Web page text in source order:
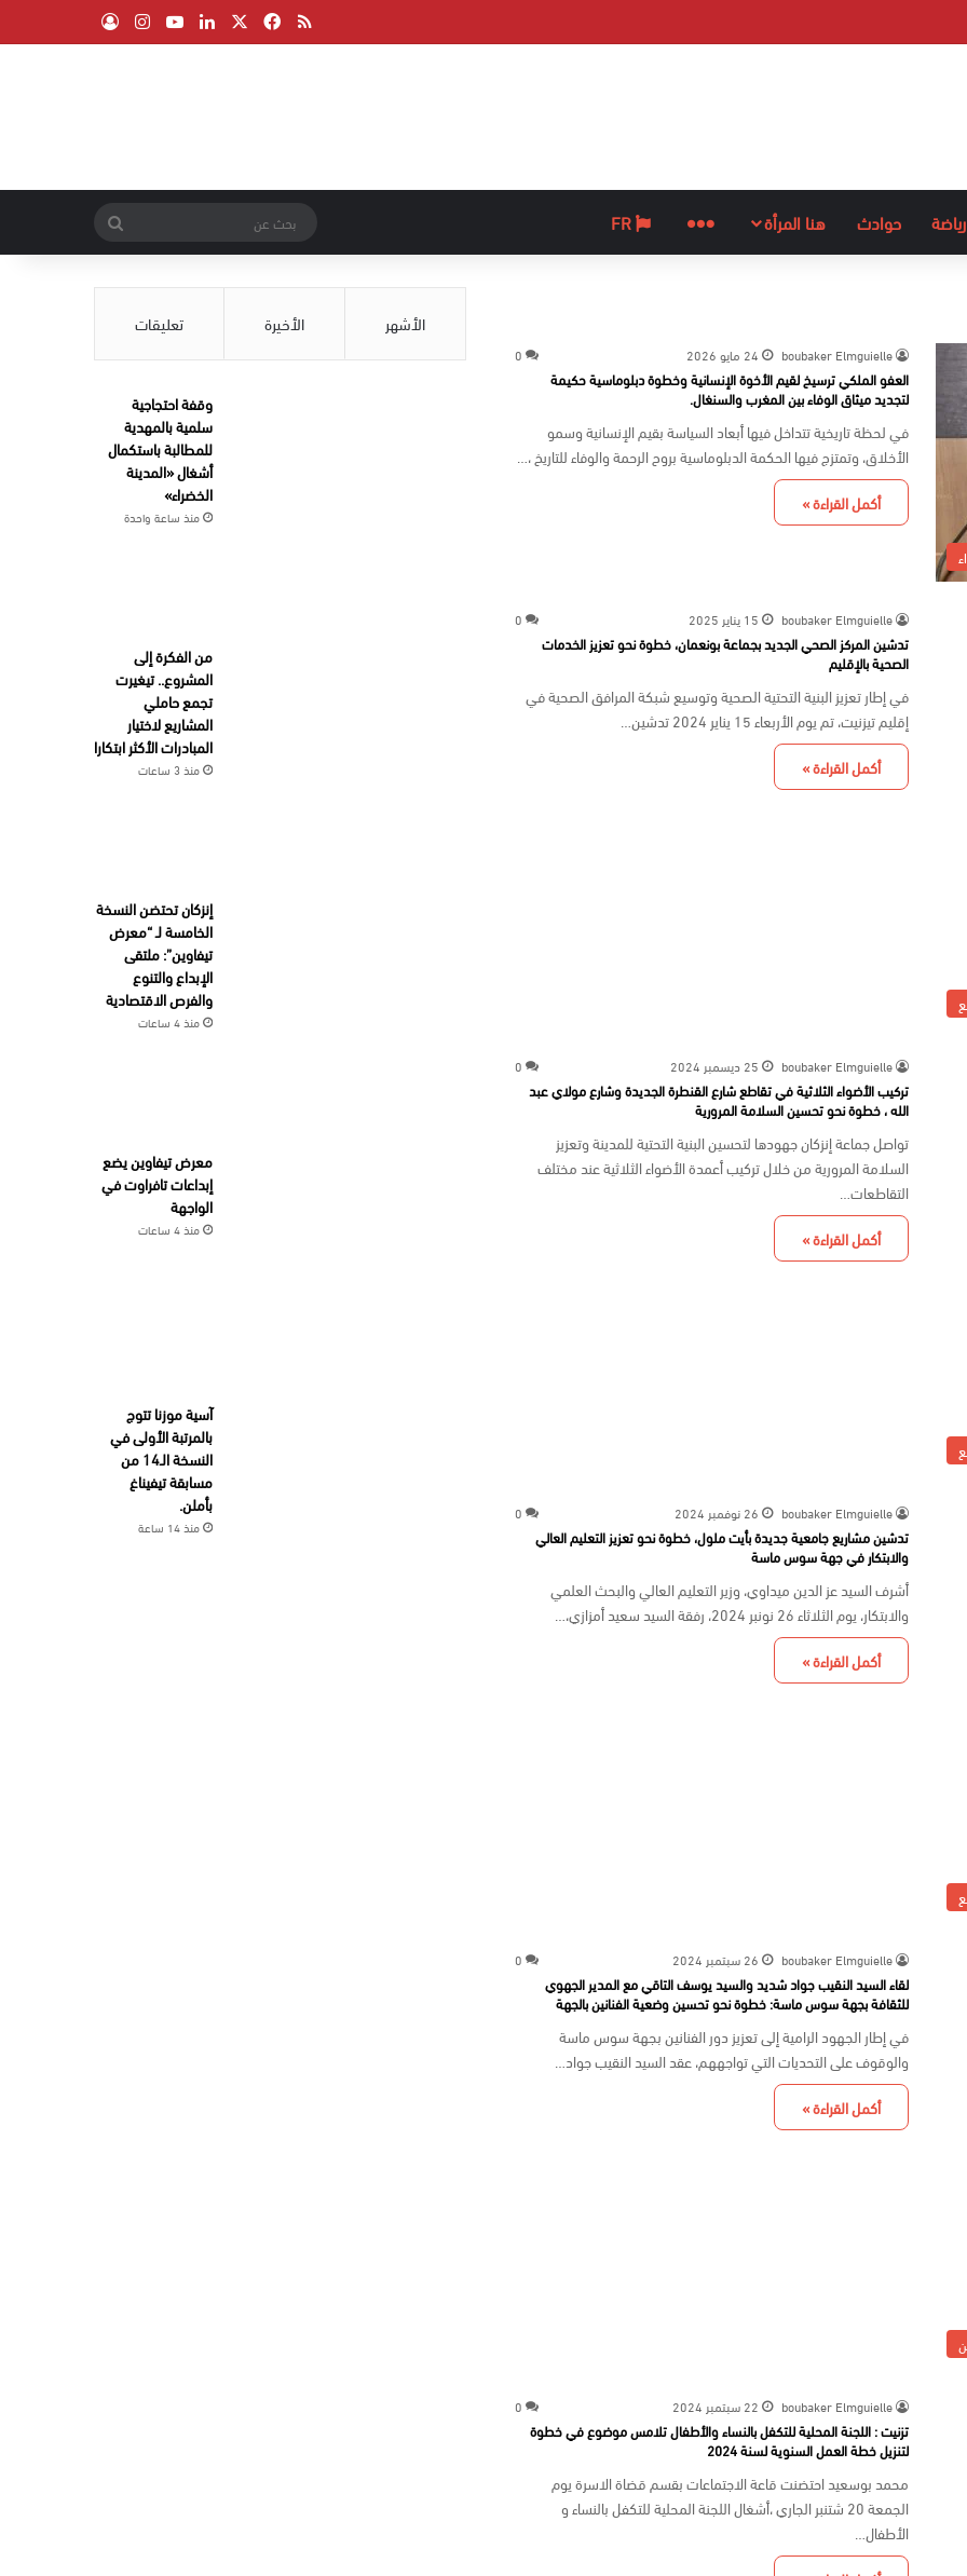
ملخص الموقع RSS
فيسبوك لينكدإن ‫YouTube
انستقرام
رياضة حوادث هنا المرأة المزيد
عن
boubaker Elmguielle 24 مايو 2026 0
العفو الملكي ترسيخ لقيم الأخوة الإنسانية وخطوة دبلوماسية حكيمة
لتجديد ميثاق الوفاء بين المغرب والسنغال.
في لحظة تاريخية تتداخل فيها أبعاد السياسة بقيم الإنسانية وسمو
الأخلاق، وتمتزج فيها الحكمة الدبلوماسية بروح الرحمة والوفاء للتاريخ ،…
أكمل القراءة »
boubaker Elmguielle 15 يناير 2025 0
تدشين المركز الصحي الجديد بجماعة بونعمان، خطوة نحو تعزيز الخدمات
الصحية بالإقليم
في إطار تعزيز البنية التحتية الصحية وتوسيع شبكة المرافق الصحية في
إقليم تيزنيت، تم يوم الأربعاء 15 يناير 2024 تدشين…
أكمل القراءة »
boubaker Elmguielle 25 ديسمبر 2024 0
تركيب الأضواء الثلاثية في تقاطع شارع القنطرة الجديدة وشارع مولاي عبد
الله ، خطوة نحو تحسين السلامة المرورية
تواصل جماعة إنزكان جهودها لتحسين البنية التحتية للمدينة وتعزيز
السلامة المرورية من خلال تركيب أعمدة الأضواء الثلاثية عند مختلف
التقاطعات…
أكمل القراءة »
boubaker Elmguielle 26 نوفمبر 2024 0
تدشين مشاريع جامعية جديدة بأيت ملول، خطوة نحو تعزيز التعليم العالي
والابتكار في جهة سوس ماسة
أشرف السيد عز الدين ميداوي، وزير التعليم العالي والبحث العلمي
والابتكار، يوم الثلاثاء 26 نونبر 2024، رفقة السيد سعيد أمزازي،…
أكمل القراءة »
boubaker Elmguielle 26 سبتمبر 2024 0
لقاء السيد النقيب جواد شديد والسيد يوسف التاقي مع المدير الجهوي
للثقافة بجهة سوس ماسة: خطوة نحو تحسين وضعية الفنانين بالجهة
في إطار الجهود الرامية إلى تعزيز دور الفنانين بجهة سوس ماسة
والوقوف على التحديات التي تواجههم، عقد السيد النقيب جواد…
أكمل القراءة »
boubaker Elmguielle 22 سبتمبر 2024 0
تزنيت : اللجنة المحلية للتكفل بالنساء والأطفال تلامس موضوع في خطوة
لتنزيل خطة العمل السنوية لسنة 2024
محمد بوسعيد احتضنت قاعة الاجتماعات بقسم قضاة الاسرة يوم
الجمعة 20 شتنبر الجاري ،أشغال اللجنة المحلية للتكفل بالنساء و
الأطفال…
الأشهر الأخيرة تعليقات
وقفة احتجاجية
سلمية بالمهدية
للمطالبة باستكمال
أشغال «المدينة
الخضراء»
منذ ساعة واحدة
من الفكرة إلى
المشروع.. تيغيرت
تجمع حاملي
المشاريع لاختيار
المبادرات الأكثر ابتكارا
منذ 3 ساعات
إنزكان تحتضن النسخة
الخامسة لـ “معرض
تيفاوين”: ملتقى
الإبداع والتنوع
والفرص الاقتصادية
منذ 4 ساعات
معرض تيفاوين يضع
إبداعات تافراوت في
الواجهة
منذ 4 ساعات
آسية موزنا تتوج
بالمرتبة الأولى في
النسخة الـ14 من
مسابقة تيفيناغ
بأملن.
منذ 14 ساعة